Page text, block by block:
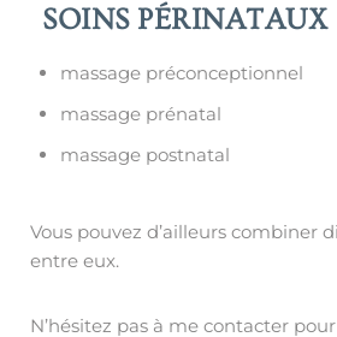
SOINS PÉRINATAUX
massage préconceptionnel
massage prénatal
massage postnatal
Vous pouvez d’ailleurs combiner
entre eux.
N’hésitez pas à me contacter